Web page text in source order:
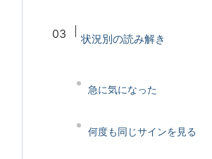
状況別の読み解き
急に気になった
何度も同じサインを見る